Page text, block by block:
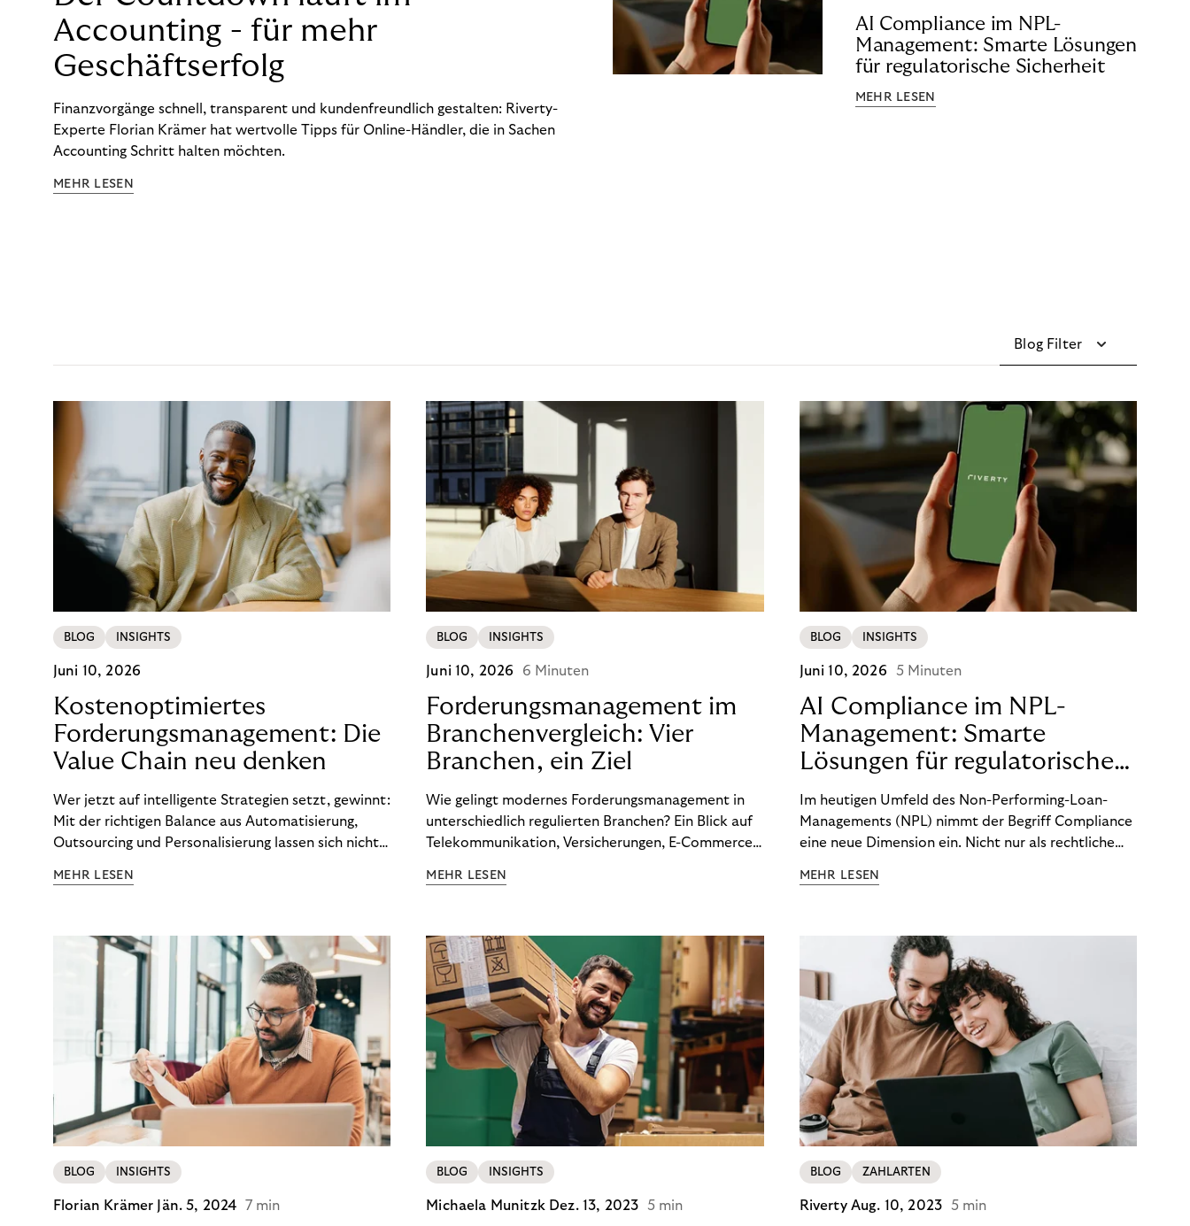
Accounting - für mehr
Geschäftserfolg
Finanzvorgänge schnell, transparent und kundenfreundlich gestalten: Riverty-
Experte Florian Krämer hat wertvolle Tipps für Online-Händler, die in Sachen
Accounting Schritt halten möchten.
MEHR LESEN
AI Compliance im NPL-
Management: Smarte Lösungen
für regulatorische Sicherheit
MEHR LESEN
Blog Filter
BLOG INSIGHTS
Juni 10, 2026
Kostenoptimiertes
Forderungsmanagement: Die
Value Chain neu denken
Wer jetzt auf intelligente Strategien setzt, gewinnt:
Mit der richtigen Balance aus Automatisierung,
Outsourcing und Personalisierung lassen sich nicht
Ergebnisse sichern. Riverty zeigt, wie Recovery-
MEHR LESEN
BLOG INSIGHTS
Juni 10, 2026 6 Minuten
Forderungsmanagement im
Branchenvergleich: Vier
Branchen, ein Ziel
Wie gelingt modernes Forderungsmanagement in
unterschiedlich regulierten Branchen? Ein Blick auf
Telekommunikation, Versicherungen, E-Commerce
wirksam reduzieren will, braucht keine
MEHR LESEN
BLOG INSIGHTS
Juni 10, 2026 5 Minuten
AI Compliance im NPL-
Management: Smarte
Lösungen für regulatorische
Sicherheit
Im heutigen Umfeld des Non-Performing-Loan-
Managements (NPL) nimmt der Begriff Compliance
eine neue Dimension ein. Nicht nur als rechtliche
Wettbewerbsvorteil. In einem Umfeld steigender
(DSGVO) – geraten viele Unternehmen an die
Grenzen traditioneller Compliance-Mechanismen.
MEHR LESEN
BLOG INSIGHTS
Florian Krämer Jän. 5, 2024 7 min
BLOG INSIGHTS
Michaela Munitzk Dez. 13, 2023 5 min
BLOG ZAHLARTEN
Riverty Aug. 10, 2023 5 min